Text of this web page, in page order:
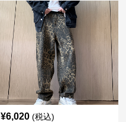
¥6,020 (税込)